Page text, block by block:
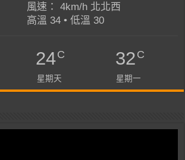
風速： 4km/h 北北西
高溫 34 • 低溫 30
24C
星期天
32C
星期一